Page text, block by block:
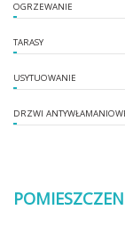
OGRZEWANIE
TARASY
USYTUOWANIE
DRZWI